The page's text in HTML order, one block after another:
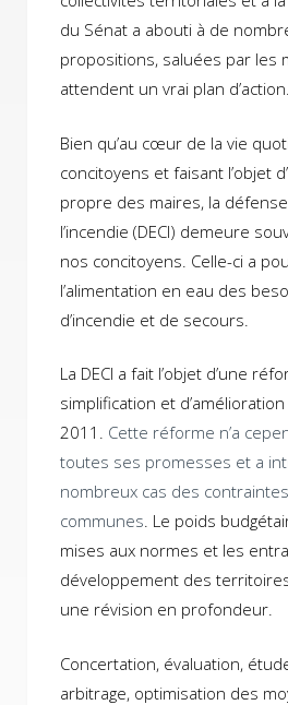
du Sénat a abouti à de
propositions, saluées par les
attendent un vrai plan d’action.
Bien qu’au cœur de la vie
concitoyens et faisant l’objet
propre des maires, la
l’incendie (DECI) demeure
nos concitoyens. Celle-ci a
l’alimentation en eau des
d’incendie et de secours.
La DECI a fait l’objet d’une
simplification et
2011. Cette réforme n’a
toutes ses promesses et a
nombreux cas des
communes. Le poids
mises aux normes et les
développement des
une révision en profondeur.
Concertation, évaluation,
arbitrage, optimisation des